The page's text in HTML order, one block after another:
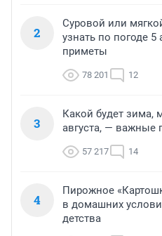
2
Суровой или
узнать по погоде
приметы
78 201 12
3
Какой будет зима,
августа, — важные
57 217 14
4
Пирожное
в домашних
детства